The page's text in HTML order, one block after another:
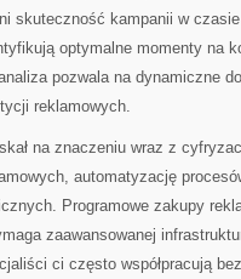
skuteczność kampanii w
optymalne momenty na
pozwala na dynamiczne
reklamowych.
na znaczeniu wraz z
automatyzację
Programowe zakupy
zaawansowanej
ci często współpracują